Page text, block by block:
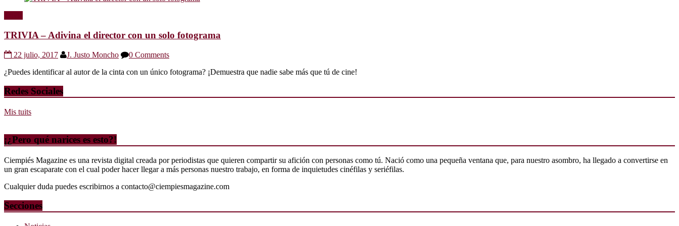
TRIVIA – Adivina el director con un solo fotograma
22 julio, 2017 J. Justo Moncho
0 Comments
¿Puedes identificar al autor de la cinta con un único fotograma? ¡Demuestra que nadie sabe más que tú de cine!
Redes Sociales
Mis tuits
¡¿Pero qué narices es esto?!
Ciempiés Magazine es una revista digital creada por periodistas que quieren compartir su afición con personas como tú. Nació como una pequeña ventana que, para nuestro asombro, ha llegado a convertirse en
un gran escaparate con el cual poder hacer llegar a más personas nuestro trabajo, en forma de inquietudes cinéfilas y seriéfilas.
Cualquier duda puedes escribirnos a contacto@ciempiesmagazine.com
Secciones